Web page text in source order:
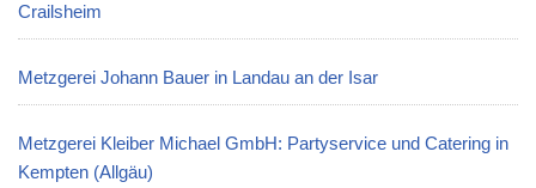
Crailsheim
Metzgerei Johann Bauer in Landau an der Isar
Metzgerei Kleiber Michael GmbH: Partyservice und Catering in
Kempten (Allgäu)